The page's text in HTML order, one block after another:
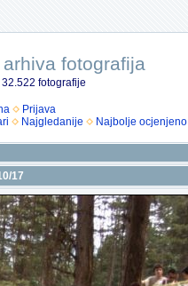
fotografija
fotografije
Prijava
Najgledanije Najbolje ocjenjeno
17